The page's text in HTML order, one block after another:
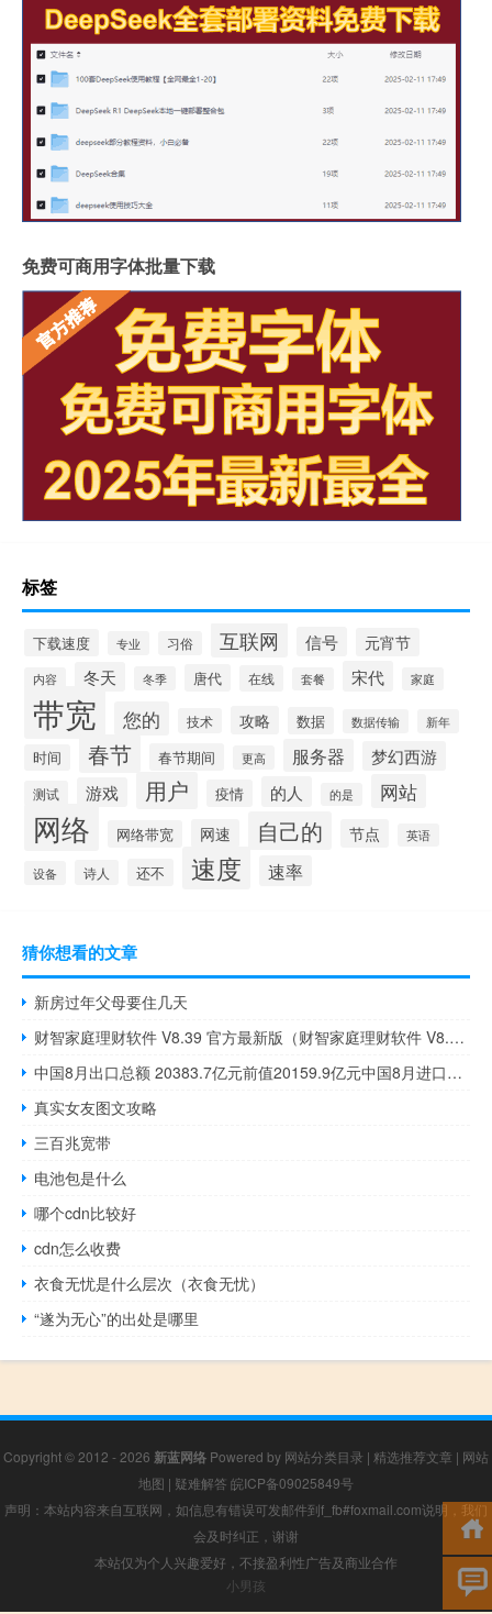
免费可商用字体批量下载
标签
下载速度 专业 习俗 互联网 信号 元宵节
内容 冬天 冬季 唐代 在线 套餐 宋代 家庭
带宽 您的 技术 攻略 数据 数据传输 新年
时间 春节 春节期间 更高 服务器 梦幻西游
测试 游戏 用户 疫情 的人 的是 网站
网络 网络带宽 网速 自己的 节点 英语
设备 诗人 还不 速度 速率
猜你想看的文章
新房过年父母要住几天
财智家庭理财软件 V8.39 官方最新版（财智家庭理财软件 V8.39 官方最新版功能简介）
中国8月出口总额 20383.7亿元前值20159.9亿元中国8月进口总额 15503.7亿元前值14402.9亿元
真实女友图文攻略
三百兆宽带
电池包是什么
哪个cdn比较好
cdn怎么收费
衣食无忧是什么层次（衣食无忧）
“遂为无心”的出处是哪里
Copyright © 2012 - 2026 新蓝网络 Powered by 网站分类目录 | 精选推荐文章 | 网站
地图 | 疑难解答 皖ICP备09025849号
声明：本站内容来自互联网，如信息有错误可发邮件到f_fb#foxmail.com说明，我们
会及时纠正，谢谢
本站仅为个人兴趣爱好，不接盈利性广告及商业合作
小男孩